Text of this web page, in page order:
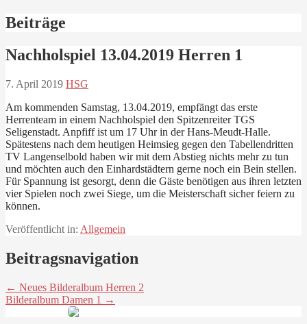
Beiträge
Nachholspiel 13.04.2019 Herren 1
7. April 2019 HSG
Am kommenden Samstag, 13.04.2019, empfängt das erste
Herrenteam in einem Nachholspiel den Spitzenreiter TGS
Seligenstadt. Anpfiff ist um 17 Uhr in der Hans-Meudt-Halle.
Spätestens nach dem heutigen Heimsieg gegen den Tabellendritten
TV Langenselbold haben wir mit dem Abstieg nichts mehr zu tun
und möchten auch den Einhardstädtern gerne noch ein Bein stellen.
Für Spannung ist gesorgt, denn die Gäste benötigen aus ihren letzten
vier Spielen noch zwei Siege, um die Meisterschaft sicher feiern zu
können.
Veröffentlicht in: Allgemein
Beitragsnavigation
← Neues Bilderalbum Herren 2
Bilderalbum Damen 1 →